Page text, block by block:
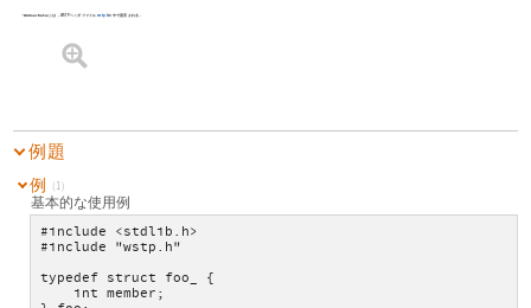
WSUserData() は，WSTPヘッダファイル wstp.h の中で宣言される．
例題
例 (1)
基本的な使用例
#include <stdlib.h>
#include "wstp.h"
typedef struct foo_ {
int member;